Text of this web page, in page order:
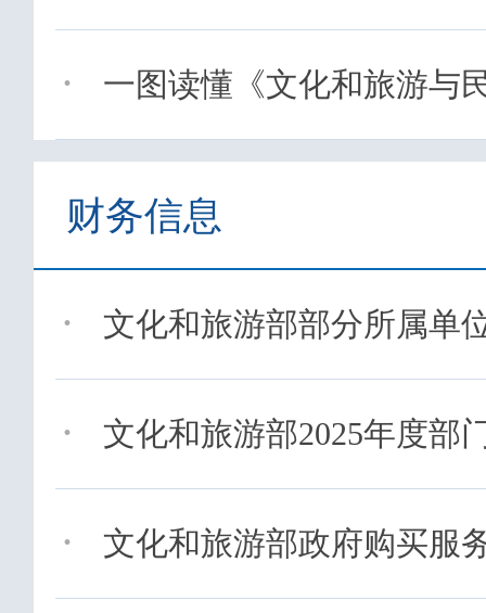
· 一图读懂《文化和旅游与
财务信息
· 文化和旅游部部分所属单
· 文化和旅游部2025年度部
· 文化和旅游部政府购买服